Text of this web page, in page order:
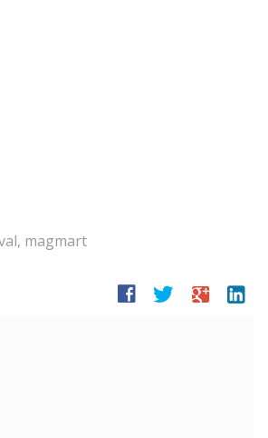
, magmart
facebook twitter google linkedin